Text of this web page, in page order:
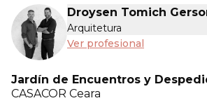
Droysen Tomich
Arquitetura
Ver profesional
Jardín de Encuentros y
CASACOR Ceara